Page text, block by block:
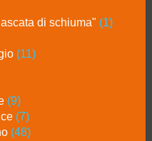
di schiuma" (1)
(11)
(9)
(7)
(48)